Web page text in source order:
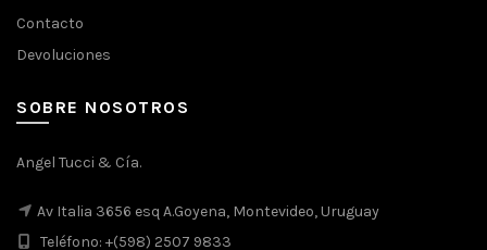
Contacto
Devoluciones
SOBRE NOSOTROS
Angel Tucci & Cía.
Av Italia 3656 esq A.Goyena, Montevideo, Uruguay
Teléfono: +(598) 2507 9833